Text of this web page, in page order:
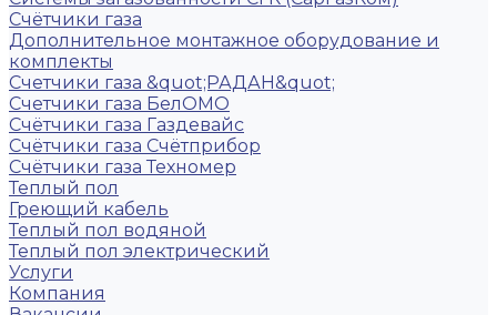
Счётчики газа
Дополнительное монтажное оборудование и
комплекты
Счетчики газа &quot;РАДАН&quot;
Счетчики газа БелОМО
Счётчики газа Газдевайс
Счётчики газа Счётприбор
Счётчики газа Техномер
Теплый пол
Греющий кабель
Теплый пол водяной
Теплый пол электрический
Услуги
Компания